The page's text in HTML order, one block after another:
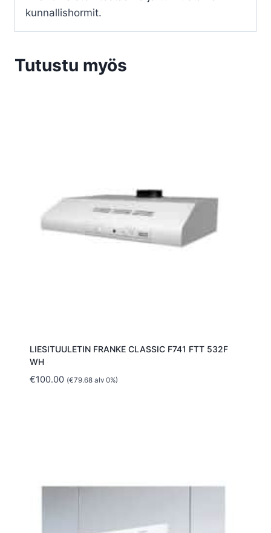
kunnallishormit.
Tutustu myös
LIESITUULETIN FRANKE CLASSIC F741 FTT 532F
WH
€100.00 (€79.68alv 0%)